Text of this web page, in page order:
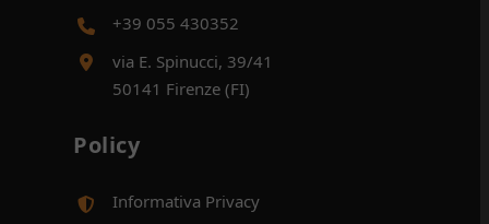
+39 055 430352
via E. Spinucci, 39/41
50141 Firenze (FI)
Policy
Informativa Privacy